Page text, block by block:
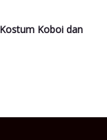
Koboi dan